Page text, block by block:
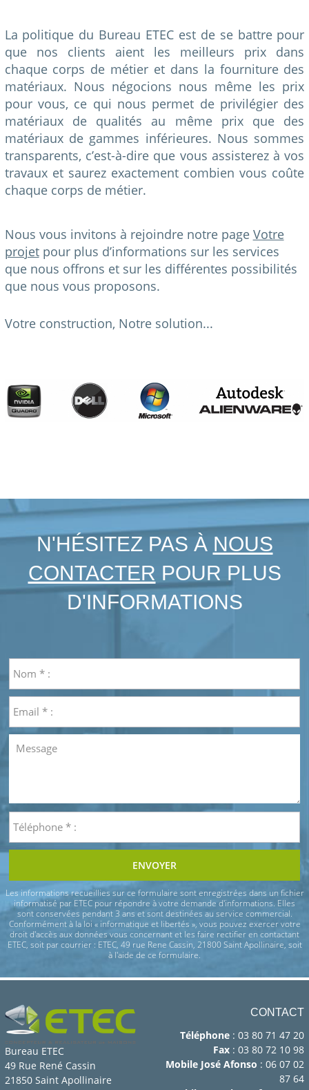
La politique du Bureau ETEC est de se battre pour
que nos clients aient les meilleurs prix dans
chaque corps de métier et dans la fourniture des
matériaux. Nous négocions nous même les prix
pour vous, ce qui nous permet de privilégier des
matériaux de qualités au même prix que des
matériaux de gammes inférieures. Nous sommes
transparents, c’est-à-dire que vous assisterez à vos
travaux et saurez exactement combien vous coûte
chaque corps de métier.
Nous vous invitons à rejoindre notre page Votre
projetpour plus d’informations sur les services
que nous offrons et sur les différentes possibilités
que nous vous proposons.
Votre construction, Notre solution...
N'HÉSITEZ PAS À NOUS
CONTACTER POUR PLUS
D'INFORMATIONS
ENVOYER
Les informations recueillies sur ce formulaire sont enregistrées dans un fichier
informatisé par ETEC pour répondre à votre demande d'informations. Elles
sont conservées pendant 3 ans et sont destinées au service commercial.
Conformément à la loi « informatique et libertés », vous pouvez exercer votre
droit d'accès aux données vous concernant et les faire rectifier en contactant
ETEC, soit par courrier : ETEC, 49 rue Rene Cassin, 21800 Saint Apollinaire, soit
à l'aide de ce formulaire.
Bureau ETEC
49 Rue René Cassin
21850 Saint Apollinaire
CONTACT
Téléphone : 03 80 71 47 20
Fax : 03 80 72 10 98
Mobile José Afonso : 06 07 02
87 64